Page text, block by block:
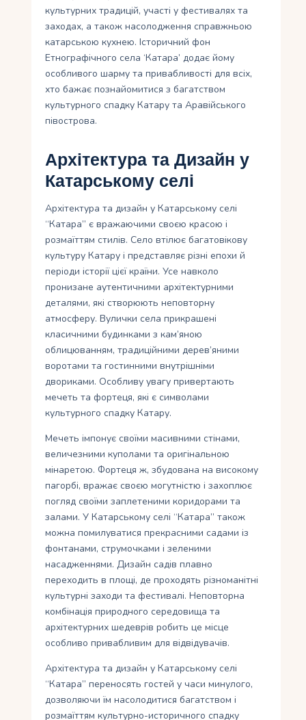
культурних традицій, участі у фестивалях та
заходах, а також насолодження справжньою
катарською кухнею. Історичний фон
Етнографічного села ‘Катара’ додає йому
особливого шарму та привабливості для всіх,
хто бажає познайомитися з багатством
культурного спадку Катару та Аравійського
півострова.
Архітектура та Дизайн у
Катарському селі
Архітектура та дизайн у Катарському селі
“Катара” є вражаючими своєю красою і
розмаїттям стилів. Село втілює багатовікову
культуру Катару і представляє різні епохи й
періоди історії цієї країни. Усе навколо
пронизане аутентичними архітектурними
деталями, які створюють неповторну
атмосферу. Вулички села прикрашені
класичними будинками з кам’яною
облицюванням, традиційними дерев’яними
воротами та гостинними внутрішніми
двориками. Особливу увагу привертають
мечеть та фортеця, які є символами
культурного спадку Катару.
Мечеть імпонує своїми масивними стінами,
величезними куполами та оригінальною
мінаретою. Фортеця ж, збудована на високому
пагорбі, вражає своєю могутністю і захоплює
погляд своїми заплетеними коридорами та
залами. У Катарському селі “Катара” також
можна помилуватися прекрасними садами із
фонтанами, струмочками і зеленими
насадженнями. Дизайн садів плавно
переходить в площі, де проходять різноманітні
культурні заходи та фестивалі. Неповторна
комбінація природного середовища та
архітектурних шедеврів робить це місце
особливо привабливим для відвідувачів.
Архітектура та дизайн у Катарському селі
“Катара” переносять гостей у часи минулого,
дозволяючи їм насолодитися багатством і
розмаїттям культурно-историчного спадку